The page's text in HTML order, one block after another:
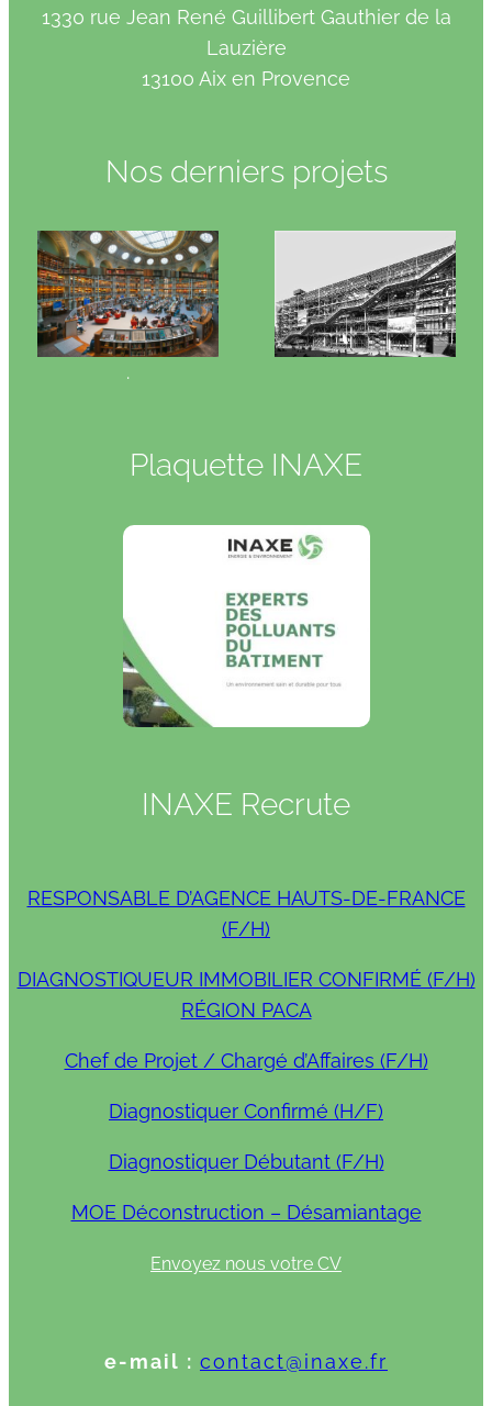
1330 rue Jean René Guillibert Gauthier de la
Lauzière
13100 Aix en Provence
Nos derniers projets
.
Plaquette INAXE
INAXE Recrute
RESPONSABLE D’AGENCE HAUTS-DE-FRANCE
(F/H)
DIAGNOSTIQUEUR IMMOBILIER CONFIRMÉ (F/H)
RÉGION PACA
Chef de Projet / Chargé d’Affaires (F/H)
Diagnostiquer Confirmé (H/F)
Diagnostiquer Débutant (F/H)
MOE Déconstruction – Désamiantage
Envoyez nous votre CV
e-mail : contact@inaxe.fr